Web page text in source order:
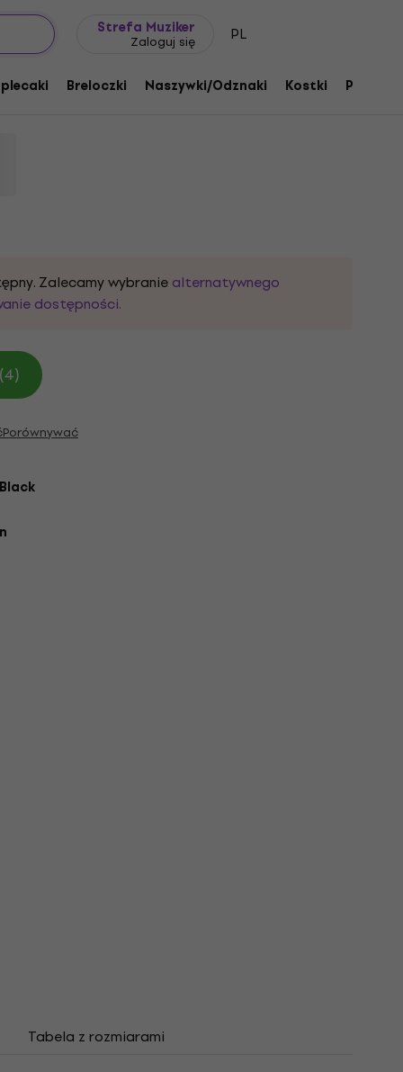
Strefa Muziker
Zaloguj się PL
Breloczki Naszywki/Odznaki Kostki Prezenty
M Koszulka
Zalecamy wybranie alternatywnego
dostępności.
Porównywać
Black
Tabela z rozmiarami